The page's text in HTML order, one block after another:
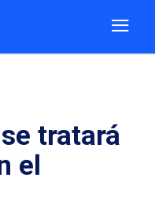
tratará
el